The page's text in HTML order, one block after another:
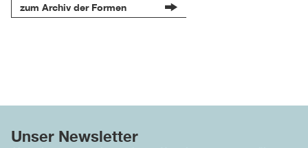
zum Archiv der Formen
Unser Newsletter